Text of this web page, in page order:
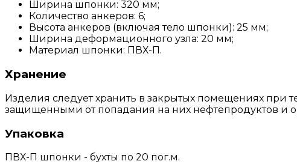
Ширина шпонки: 320 мм;
Количество анкеров: 6;
Высота анкеров (включая тело шпонки): 25 мм;
Ширина деформационного узла: 20 мм;
Материал шпонки: ПВХ-П.
Хранение
Изделия следует хранить в закрытых помещениях при
защищенными от попадания на них нефтепродуктов и
Упаковка
ПВХ-П шпонки - бухты по 20 пог.м.